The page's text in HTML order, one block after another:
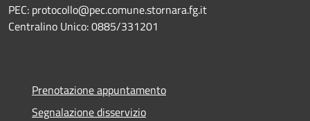
PEC: protocollo@pec.comune.stornara.fg.it
Centralino Unico: 0885/331201
Prenotazione appuntamento
Segnalazione disservizio